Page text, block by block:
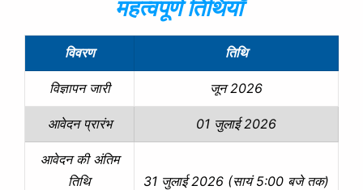
महत्वपूर्ण तिथियाँ
विवरण तिथि
विज्ञापन जारी जून 2026
आवेदन प्रारंभ 01 जुलाई 2026
आवेदन की अंतिम
तिथि
31 जुलाई 2026 (सायं 5:00 बजे तक)